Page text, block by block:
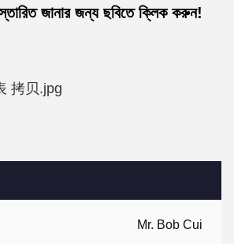
Mr. Bob Cui
জানার জন্য ছবিতে ক্লিক করুন!